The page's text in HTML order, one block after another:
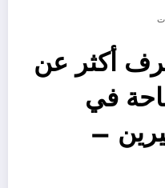
أكثر عن
في
–